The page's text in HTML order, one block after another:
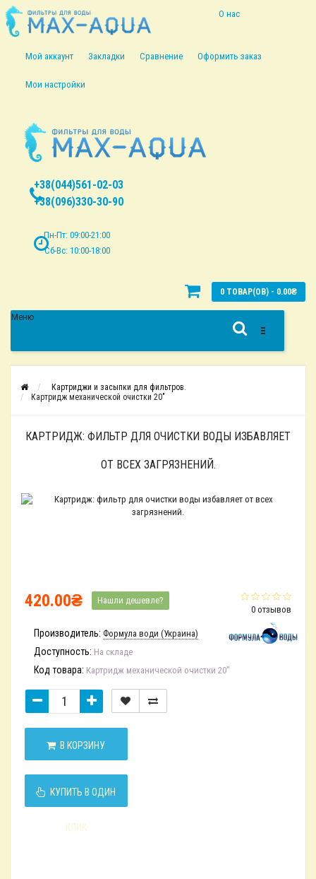
О нас
Мой аккаунт Закладки Сравнение Оформить заказ
Мои настройки
+38(044)561-02-03
+38(096)330-30-90
Пн-Пт: 09:00-21:00
Сб-Вс: 10:00-18:00
0 ТОВАР(ОВ) - 0.00₴
Меню
Картриджи и засыпки для фильтров.
Картридж механической очистки 20"
КАРТРИДЖ: ФИЛЬТР ДЛЯ ОЧИСТКИ ВОДЫ ИЗБАВЛЯЕТ
ОТ ВСЕХ ЗАГРЯЗНЕНИЙ.
0 отзывов
420.00₴ Нашли дешевле?
Производитель: Формула води (Украина)
Доступность: На складе
Код товара: Картридж механической очистки 20"
В КОРЗИНУ
КУПИТЬ В ОДИН
КЛИК